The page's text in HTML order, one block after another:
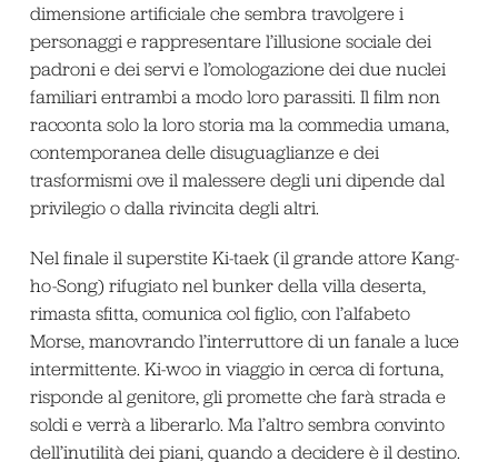
dimensione artificiale che sembra travolgere i
personaggi e rappresentare l’illusione sociale dei
padroni e dei servi e l’omologazione dei due nuclei
familiari entrambi a modo loro parassiti. Il film non
racconta solo la loro storia ma la commedia umana,
contemporanea delle disuguaglianze e dei
trasformismi ove il malessere degli uni dipende dal
privilegio o dalla rivincita degli altri.
Nel finale il superstite Ki-taek (il grande attore Kang-
ho-Song) rifugiato nel bunker della villa deserta,
rimasta sfitta, comunica col figlio, con l’alfabeto
Morse, manovrando l’interruttore di un fanale a luce
intermittente. Ki-woo in viaggio in cerca di fortuna,
risponde al genitore, gli promette che farà strada e
soldi e verrà a liberarlo. Ma l’altro sembra convinto
dell’inutilità dei piani, quando a decidere è il destino.